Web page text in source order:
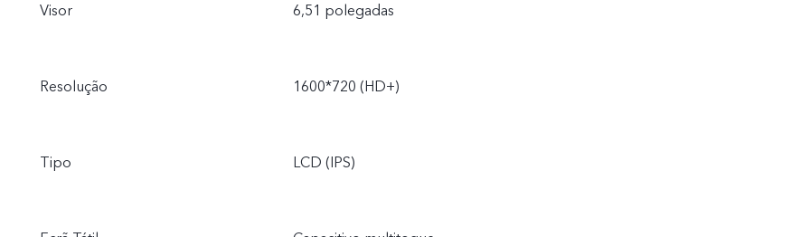
Visor 6,51 polegadas
Resolução 1600*720 (HD+)
Tipo LCD (IPS)